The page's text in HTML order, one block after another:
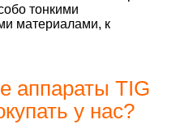
тонкими
материалами, к
аппараты TIG
у нас?